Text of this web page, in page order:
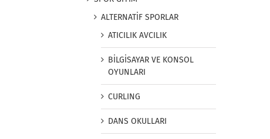
ALTERNATİF SPORLAR
ATICILIK AVCILIK
BİLGİSAYAR VE KONSOL
OYUNLARI
CURLING
DANS OKULLARI